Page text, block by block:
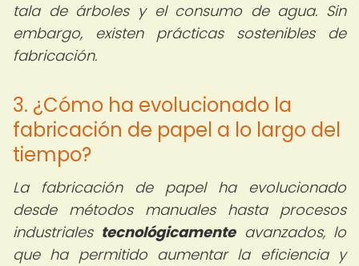
tala de árboles y el consumo de agua. Sin
embargo, existen prácticas sostenibles de
fabricación.
3. ¿Cómo ha evolucionado la
fabricación de papel a lo largo del
tiempo?
La fabricación de papel ha evolucionado
desde métodos manuales hasta procesos
industriales tecnológicamenteavanzados, lo
que ha permitido aumentar la eficiencia y